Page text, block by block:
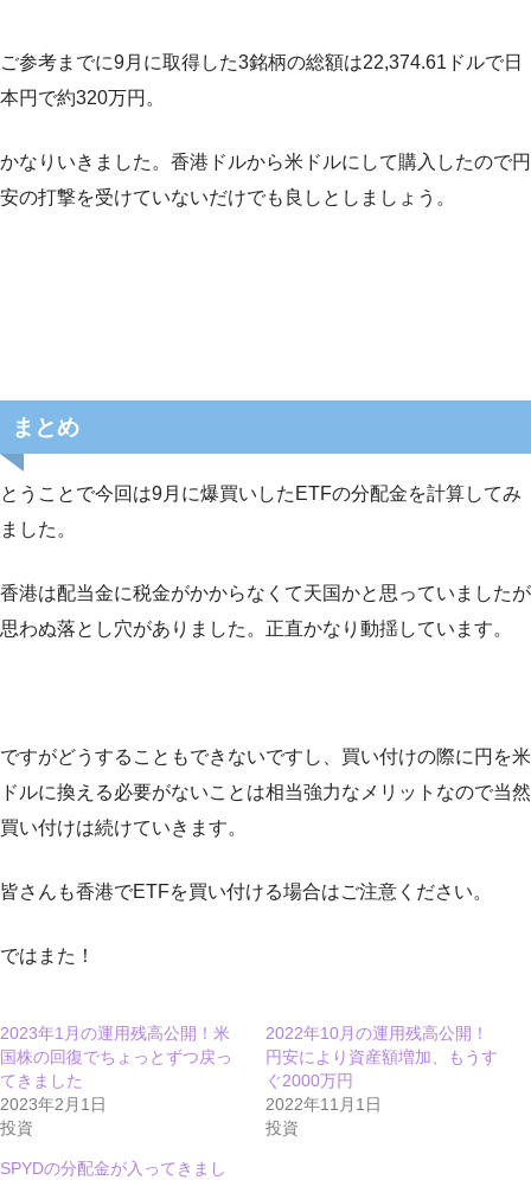
ご参考までに9月に取得した3銘柄の総額は22,374.61ドルで日
本円で約320万円。
かなりいきました。香港ドルから米ドルにして購入したので円
安の打撃を受けていないだけでも良しとしましょう。
まとめ
とうことで今回は9月に爆買いしたETFの分配金を計算してみ
ました。
香港は配当金に税金がかからなくて天国かと思っていましたが
思わぬ落とし穴がありました。正直かなり動揺しています。
ですがどうすることもできないですし、買い付けの際に円を米
ドルに換える必要がないことは相当強力なメリットなので当然
買い付けは続けていきます。
皆さんも香港でETFを買い付ける場合はご注意ください。
ではまた！
2023年1月の運用残高公開！米
国株の回復でちょっとずつ戻っ
てきました
2023年2月1日
投資
2022年10月の運用残高公開！
円安により資産額増加、もうす
ぐ2000万円
2022年11月1日
投資
SPYDの分配金が入ってきまし